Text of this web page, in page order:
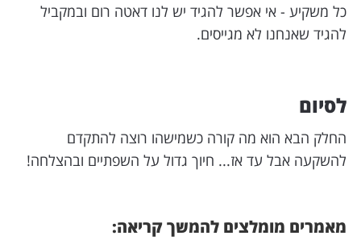
כל משקיע - אי אפשר להגיד יש לנו דאטה רום ובמקביל
להגיד שאנחנו לא מגייסים.
לסיום
החלק הבא הוא מה קורה כשמישהו רוצה להתקדם
להשקעה אבל עד אז... חיוך גדול על השפתיים ובהצלחה!
מאמרים מומלצים להמשך קריאה: